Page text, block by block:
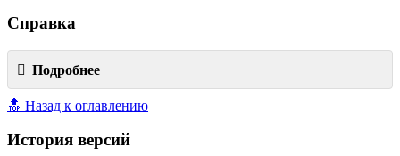
Справка
Подробнее
🔝 Назад к оглавлению
История версий